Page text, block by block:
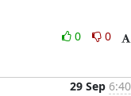
0
0
29 Sep